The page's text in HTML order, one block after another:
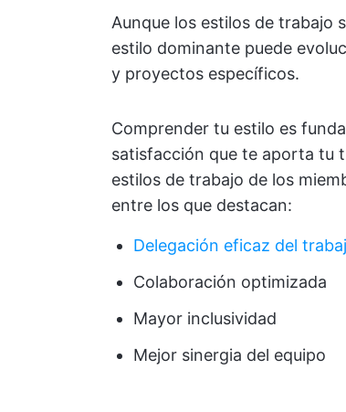
Aunque los estilos de trabajo
estilo dominante puede
y proyectos específicos.
Comprender tu estilo es
satisfacción que te aporta tu
estilos de trabajo de los
entre los que destacan:
Delegación eficaz del
Colaboración optimizada
Mayor inclusividad
Mejor sinergia del equipo